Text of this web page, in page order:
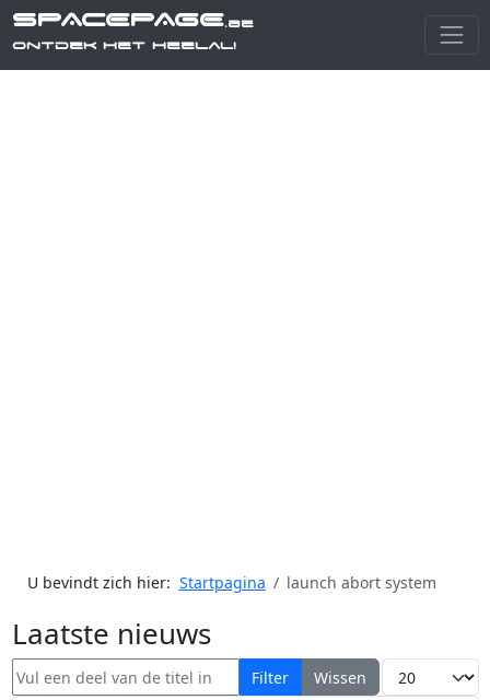
SPACEPAGE.be
Ontdek het heelal!
U bevindt zich hier: Startpagina launch abort system
Laatste nieuws
Vul een deel van de titel in Filter Wissen Toon #